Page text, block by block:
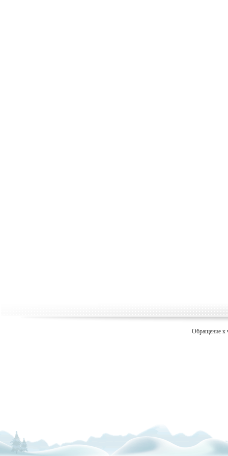
Обращение к